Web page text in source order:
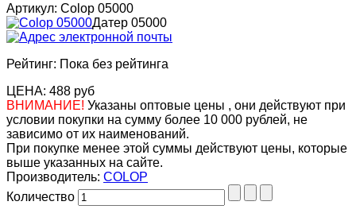
Артикул: Colop 05000
Датер 05000
Рейтинг: Пока без рейтинга
ЦЕНА: 488 руб
ВНИМАНИЕ! Указаны оптовые цены , они действуют при
условии покупки на сумму более 10 000 рублей, не
зависимо от их наименований.
При покупке менее этой суммы действуют цены, которые
выше указанных на сайте.
Производитель: COLOP
Количество